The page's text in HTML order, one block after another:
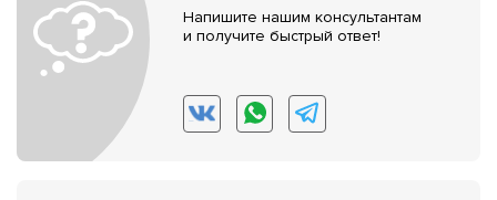
Напишите нашим консультантам
и получите быстрый ответ!